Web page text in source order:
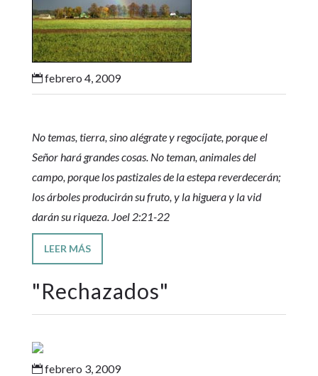
febrero 4, 2009
No temas, tierra, sino alégrate y regocíjate, porque el
Señor hará grandes cosas. No teman, animales del
campo, porque los pastizales de la estepa reverdecerán;
los árboles producirán su fruto, y la higuera y la vid
darán su riqueza. Joel 2:21-22
LEER MÁS
"Rechazados"
febrero 3, 2009